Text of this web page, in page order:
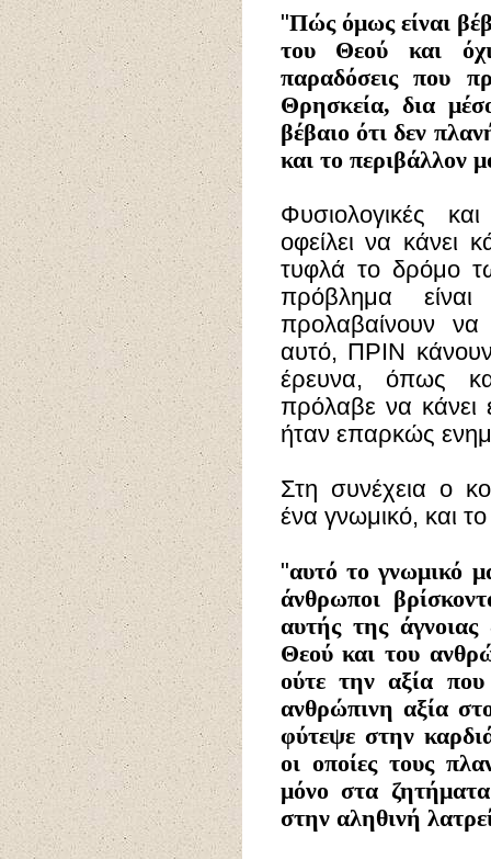
"Πώς όμως είναι
του Θεού και
παραδόσεις που
Θρησκεία, δια
βέβαιο ότι δεν
και το περιβάλλον
Φυσιολογικές
οφείλει να κάνει
τυφλά το δρόμο
πρόβλημα
προλαβαίνουν
αυτό, ΠΡΙΝ
έρευνα, όπως
πρόλαβε να κάνει
ήταν επαρκώς
Στη συνέχεια ο
ένα γνωμικό, και
"αυτό το γνωμικό
άνθρωποι
αυτής της
Θεού και του
ούτε την αξία
ανθρώπινη αξία
φύτεψε στην
οι οποίες τους
μόνο στα
στην αληθινή